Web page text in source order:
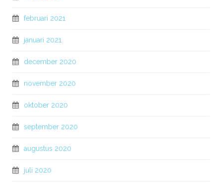
februari 2021
januari 2021
december 2020
november 2020
oktober 2020
september 2020
augustus 2020
juli 2020